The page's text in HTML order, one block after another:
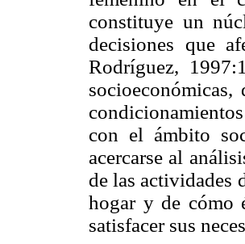
constituye un
decisiones que
Rodríguez,
con el ámbito
acercarse al
de las actividades
hogar y de cómo
satisfacer sus